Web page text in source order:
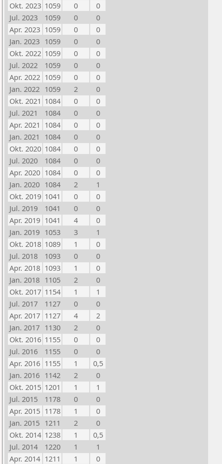
Okt. 2023 1059 0
0
Jul. 2023
1059 0
0
Apr. 2023 1059 0
0
Jan. 2023 1059 0
0
Okt. 2022 1059 0
0
Jul. 2022
1059 0
0
Apr. 2022 1059 0
0
Jan. 2022 1059 2
0
Okt. 2021 1084 0
0
Jul. 2021
1084 0
0
Apr. 2021 1084 0
0
Jan. 2021
1084 0
0
Okt. 2020 1084 0
0
Jul. 2020
1084 0
0
Apr. 2020 1084 0
0
Jan. 2020 1084 2
1
Okt. 2019 1041 0
0
Jul. 2019
1041 0
0
Apr. 2019 1041 4
0
Jan. 2019 1053 3
1
Okt. 2018 1089 1
0
Jul. 2018
1093 0
0
Apr. 2018 1093 1
0
Jan. 2018 1105 2
0
Okt. 2017 1154 1
1
Jul. 2017
1127 0
0
Apr. 2017 1127 4
2
Jan. 2017 1130 2
0
Okt. 2016 1155 0
0
Jul. 2016
1155 0
0
Apr. 2016 1155 1
0,5
Jan. 2016 1142 2
0
Okt. 2015 1201 1
1
Jul. 2015
1178 0
0
Apr. 2015 1178 1
0
Jan. 2015 1211 2
0
Okt. 2014 1238 1
0,5
Jul. 2014
1220 1
1
Apr. 2014 1211 1
0